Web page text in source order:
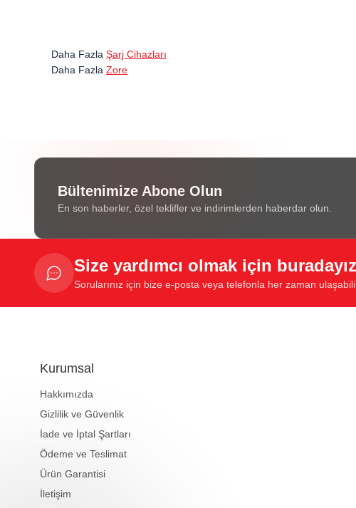
Daha Fazla Şarj Cihazları
Daha Fazla Zore
Bültenimize Abone Olun
En son haberler, özel teklifler ve indirimlerden haberdar olun.
Size yardımcı olmak için buradayız
Sorularınız için bize e-posta veya telefonla her zaman
Kurumsal
Hakkımızda
Gizlilik ve Güvenlik
İade ve İptal Şartları
Ödeme ve Teslimat
Ürün Garantisi
İletişim